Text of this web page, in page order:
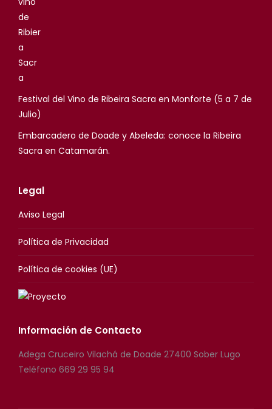
Festival del Vino de Ribeira Sacra en Monforte (5 a 7 de
Julio)
Embarcadero de Doade y Abeleda: conoce la Ribeira
Sacra en Catamarán.
Legal
Aviso Legal
Política de Privacidad
Política de cookies (UE)
Información de Contacto
Adega Cruceiro Vilachá de Doade 27400 Sober Lugo
Teléfono 669 29 95 94